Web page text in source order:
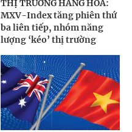
THỊ TRƯỜNG HÀNG HÓA:
MXV-Index tăng phiên thứ
ba liên tiếp, nhóm năng
lượng ‘kéo’ thị trường